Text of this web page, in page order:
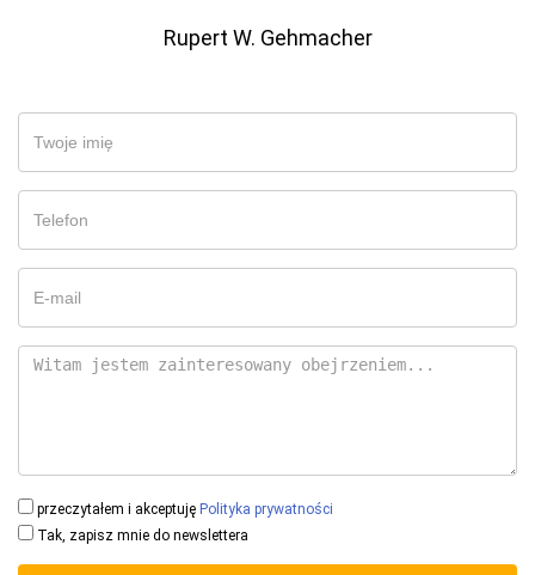
Rupert W. Gehmacher
przeczytałem i akceptuję Polityka prywatności
Tak, zapisz mnie do newslettera